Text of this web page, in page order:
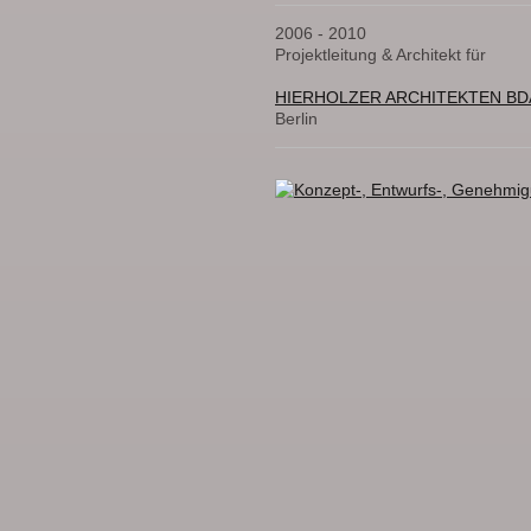
2006 - 2010
Projektleitung & Architekt für
HIERHOLZER ARCHITEKTEN
Berlin